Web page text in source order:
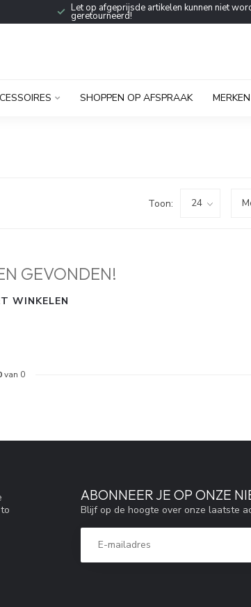
Let op afgeprijsde artikelen kunnen niet
geretourneerd!
SHOPPEN OP AFSPRAAK MERKEN
Toon:
GEVONDEN!
WINKELEN
van 0
ABONNEER JE OP ONZE
Blijf op de hoogte over onze laatste